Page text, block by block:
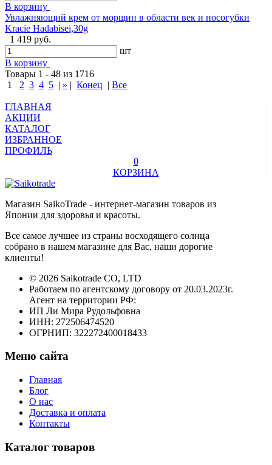
В корзину
Увлажняющий крем от морщин в области век и носогубки
Kracie Hadabisei,30g
1 419 руб.
шт
В корзину
Товары 1 - 48 из 1716
1
2 3 4 5 | » | Конец | Все
ГЛАВНАЯ
АКЦИИ
КАТАЛОГ
ИЗБРАННОЕ
ПРОФИЛЬ
0
КОРЗИНА
Магазин SaikoTrade - интернет-магазин товаров из
Японии для здоровья и красоты.
Все самое лучшее из страны восходящего солнца
собрано в нашем магазине для Вас, наши дорогие
клиенты!
© 2026 Saikotrade CO, LTD
Работаем по агентскому договору от 20.03.2023г.
Агент на территории РФ:
ИП Ли Мира Рудольфовна
ИНН: 272506474520
ОГРНИП: 322272400018433
Меню сайта
Главная
Блог
О нас
Доставка и оплата
Контакты
Каталог товаров